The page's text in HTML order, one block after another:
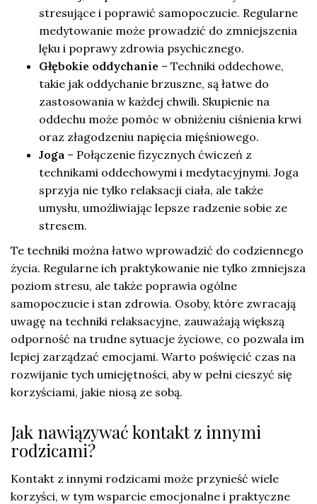
stresujące i poprawić samopoczucie. Regularne
medytowanie może prowadzić do zmniejszenia
lęku i poprawy zdrowia psychicznego.
Głębokie oddychanie – Techniki oddechowe,
takie jak oddychanie brzuszne, są łatwe do
zastosowania w każdej chwili. Skupienie na
oddechu może pomóc w obniżeniu ciśnienia krwi
oraz złagodzeniu napięcia mięśniowego.
Joga – Połączenie fizycznych ćwiczeń z
technikami oddechowymi i medytacyjnymi. Joga
sprzyja nie tylko relaksacji ciała, ale także
umysłu, umożliwiając lepsze radzenie sobie ze
stresem.
Te techniki można łatwo wprowadzić do codziennego
życia. Regularne ich praktykowanie nie tylko zmniejsza
poziom stresu, ale także poprawia ogólne
samopoczucie i stan zdrowia. Osoby, które zwracają
uwagę na techniki relaksacyjne, zauważają większą
odporność na trudne sytuacje życiowe, co pozwala im
lepiej zarządzać emocjami. Warto poświęcić czas na
rozwijanie tych umiejętności, aby w pełni cieszyć się
korzyściami, jakie niosą ze sobą.
Jak nawiązywać kontakt z innymi
rodzicami?
Kontakt z innymi rodzicami może przynieść wiele
korzyści, w tym wsparcie emocjonalne i praktyczne